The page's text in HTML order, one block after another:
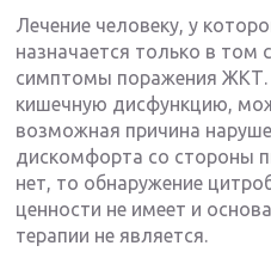
Лечение человеку, у
назначается только в том
симптомы поражения ЖКТ.
кишечную дисфункцию,
возможная причина
дискомфорта со стороны
нет, то обнаружение
ценности не имеет и
терапии не является.